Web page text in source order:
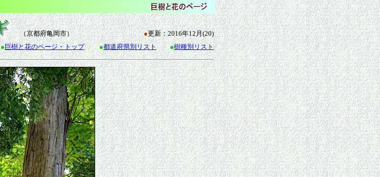
（京都府亀岡市） ●更新：2016年12月(20)
●巨樹と花のページ・トップ ●都道府県別リスト ●樹種別リスト